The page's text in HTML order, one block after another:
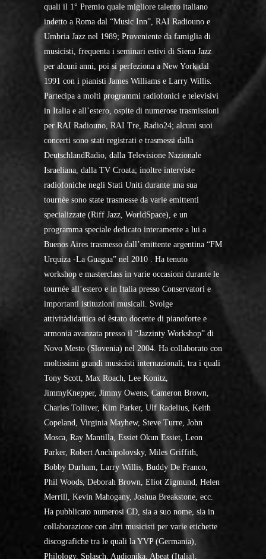
quali il 1° Premio quale migliore talento italiano
indetto a Roma dal “Music Inn”, RAI Radiouno e
Umbria Jazz nel 1989; Proveniente da famiglia di
musicisti, frequenta i seminari estivi di Siena Jazz
per alcuni anni, poi si perfeziona a New York dal
1991 con i pianisti James Williams e Larry Willis.
Partecipa a molti programmi radiofonici e televisivi
in Italia e all’estero, ospite di numerose trasmissioni
per RAI Radiouno, RAI Tre, Radio24; alcuni suoi
concerti sono stati registrati e trasmessi dalla
DeutschlandRadio, dalla Televisione Nazionale
Israeliana, dalla TV Croata; inoltre interviste
radiofoniche negli Stati Uniti durante una sua
tournèe sono state trasmesse da varie emittenti
specializzate (Riff Jazz, WorldSpace), e un
programma speciale dedicato interamente a lui a
Buenos Aires trasmesso dall’emittente argentina “FM
Urquiza -La Guagua” nel 2010 . Ha tenuto
workshop e masterclass in varie occasioni durante le
tournée all’estero e in Italia presso Conservatori e
importanti istituzioni musicali. Svolge
attivitàdidattica ed èstato docente di pianoforte e
armonia avanzata presso il “Jazzinty Workshop” di
Novo Mesto (Slovenia) nel 2004. Ha collaborato con
moltissimi grandi musicisti internazionali, tra i quali
Tony Scott, Max Roach, Lee Konitz,
JimmyKnepper, Jimmy Owens, Cameron Brown,
Charles Tolliver, Kim Parker, Ulf Radelius, Keith
Copeland, Virginia Mayhew, Steve Turre, John
Mosca, Ray Mantilla, Essiet Okun Essiet, Leon
Parker, Robert Anchipolovsky, Miles Griffith,
Bobby Durham, Larry Willis, Buddy De Franco,
Phil Woods, Deborah Brown, Eliot Zigmund, Helen
Merrill, Kevin Mahogany, Joshua Breakstone, ecc.
Ha pubblicato numerosi CD, sia a suo nome, sia in
collaborazione con altri musicisti per varie etichette
discografiche tra le quali la YVP (Germania),
Philology, Splasch, Audionika, Abeat (Italia),